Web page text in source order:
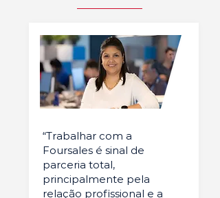
“Trabalhar com a
Foursales é sinal de
parceria total,
principalmente pela
relação profissional e a